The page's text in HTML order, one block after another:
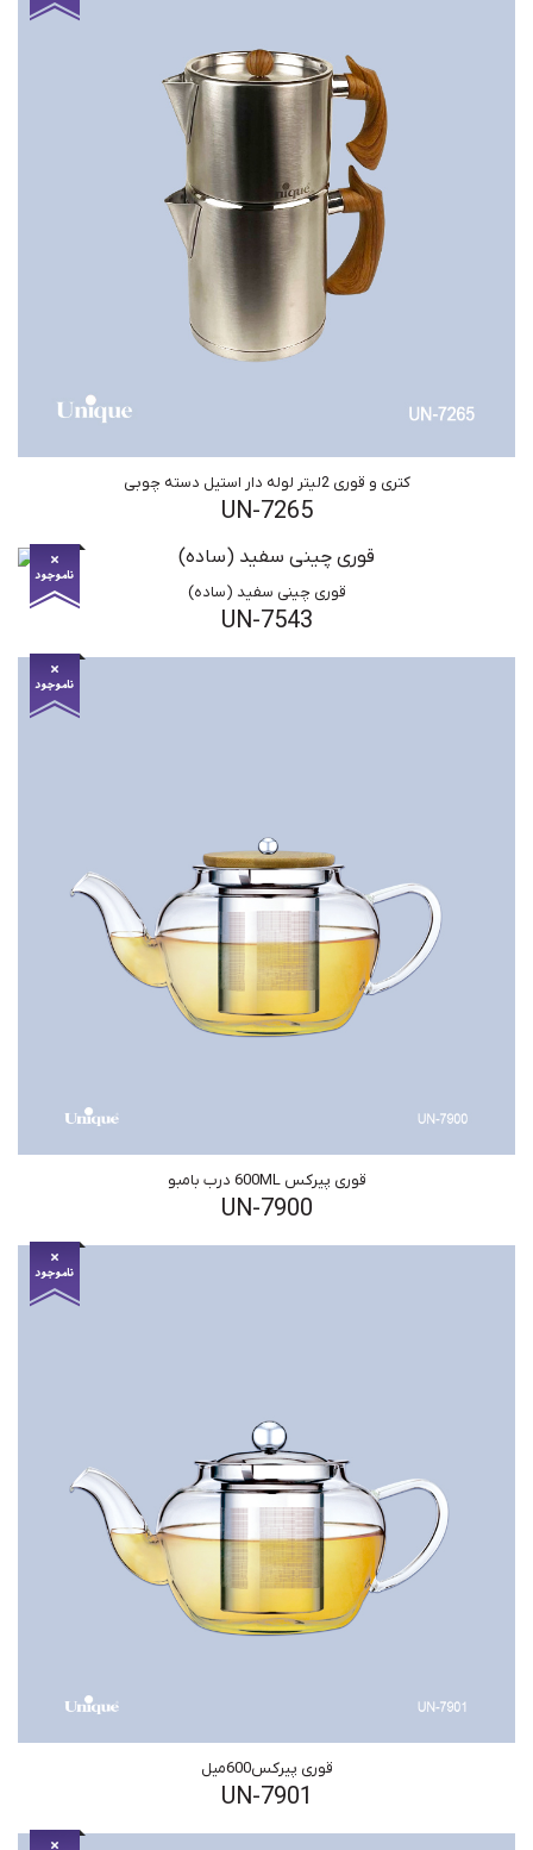
کتری و قوری 2لیتر لوله دار استیل دسته چوبی
UN-7265
قوری چینی سفید (ساده)
UN-7543
قوری پیرکس 600ML درب بامبو
UN-7900
قوری پیرکس600میل
UN-7901